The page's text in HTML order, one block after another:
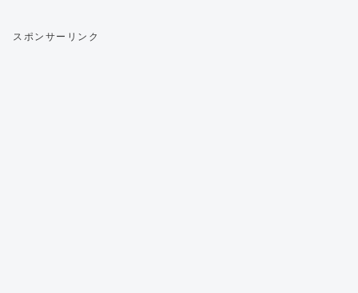
スポンサーリンク